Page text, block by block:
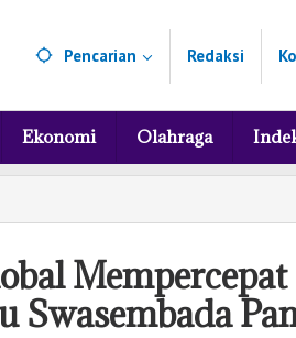
Pencarian Redaksi
Ekonomi Olahraga
Mempercepat